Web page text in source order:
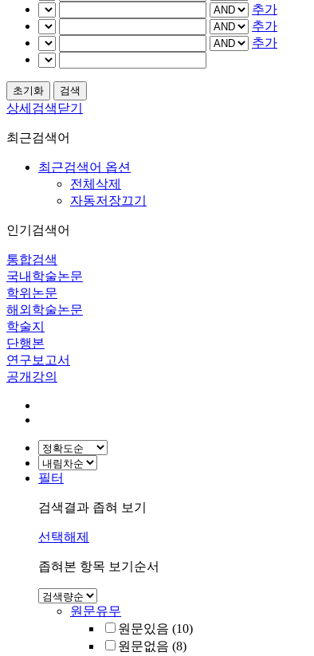
추가
추가
추가
상세검색닫기
최근검색어
최근검색어 옵션
전체삭제
자동저장끄기
인기검색어
통합검색
국내학술논문
학위논문
해외학술논문
학술지
단행본
연구보고서
공개강의
필터
검색결과 좁혀 보기
선택해제
좁혀본 항목 보기순서
원문유무
원문있음 (10)
원문없음 (8)